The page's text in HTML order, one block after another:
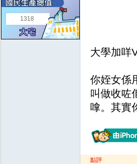
1318
大學加咩
你姪女係
叫做收咗
嗱。其實
點評